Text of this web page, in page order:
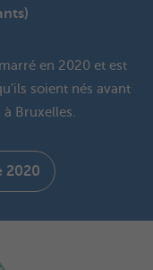
en 2020 et est
soient nés avant
Bruxelles.
2020